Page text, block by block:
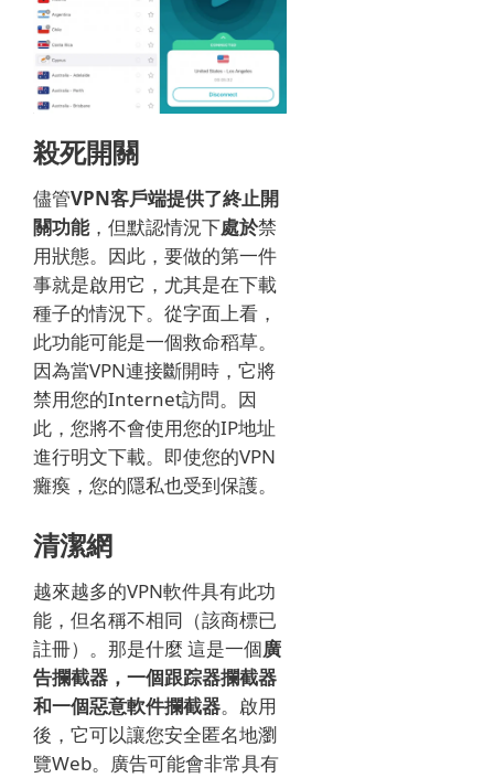
殺死開關
儘管VPN客戶端提供了終止開
關功能，但默認情況下處於禁
用狀態。 因此，要做的第一件
事就是啟用它，尤其是在下載
種子的情況下。 從字面上看，
此功能可能是一個救命稻草。
因為當VPN連接斷開時，它將
禁用您的Internet訪問。 因
此，您將不會使用您的IP地址
進行明文下載。 即使您的VPN
癱瘓，您的隱私也受到保護。
清潔網
越來越多的VPN軟件具有此功
能，但名稱不相同（該商標已
註冊）。 那是什麼 這是一個廣
告攔截器，一個跟踪器攔截器
和一個惡意軟件攔截器。 啟用
後，它可以讓您安全匿名地瀏
覽Web。 廣告可能會非常具有